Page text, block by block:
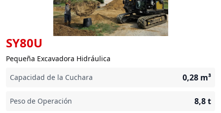
SY80U
Pequeña Excavadora Hidráulica
Capacidad de la Cuchara
0,28 m³
Peso de Operación 8,8t